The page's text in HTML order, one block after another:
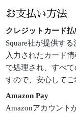
お支払い方法
クレジットカード払
Square社が提供す
入力されたカード
で処理され、すべ
すので、安心してご
Amazon Pay
Amazonアカウント